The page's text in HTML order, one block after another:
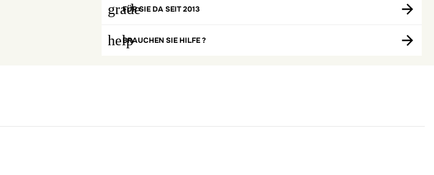
grade
FÜR SIE DA SEIT 2013
helpBRAUCHEN SIE HILFE ?